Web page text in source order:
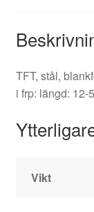
TFT, stål,
i frp: längd: 12-
Vikt